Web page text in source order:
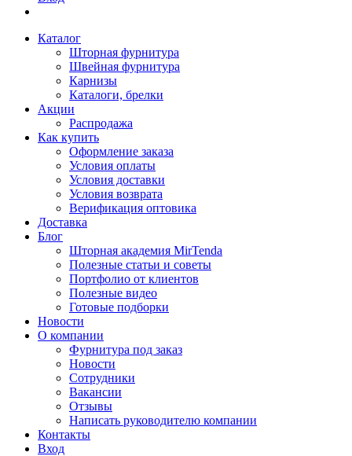
Каталог
Шторная фурнитура
Швейная фурнитура
Карнизы
Каталоги, брелки
Акции
Распродажа
Как купить
Оформление заказа
Условия оплаты
Условия доставки
Условия возврата
Верификация оптовика
Доставка
Блог
Шторная академия MirTenda
Полезные статьи и советы
Портфолио от клиентов
Полезные видео
Готовые подборки
Новости
О компании
Фурнитура под заказ
Новости
Сотрудники
Вакансии
Отзывы
Написать руководителю компании
Контакты
Вход